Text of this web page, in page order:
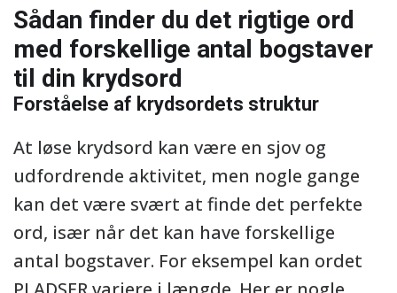
Sådan finder du det rigtige ord
med forskellige antal bogstaver
til din krydsord
Forståelse af krydsordets struktur
At løse krydsord kan være en sjov og
udfordrende aktivitet, men nogle gange
kan det være svært at finde det perfekte
ord, især når det kan have forskellige
antal bogstaver. For eksempel kan ordet